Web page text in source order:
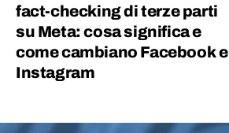
fact-checking di terze parti
su Meta: cosa significa e
come cambiano Facebook e
Instagram